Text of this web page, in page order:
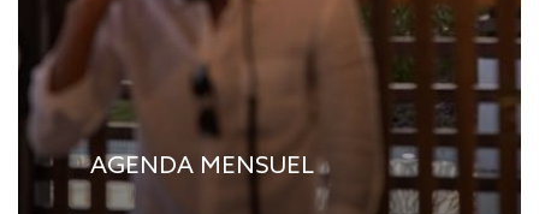
AGENDA MENSUEL